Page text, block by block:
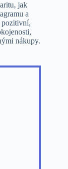
jak
a
pozitivní,
nákupy.